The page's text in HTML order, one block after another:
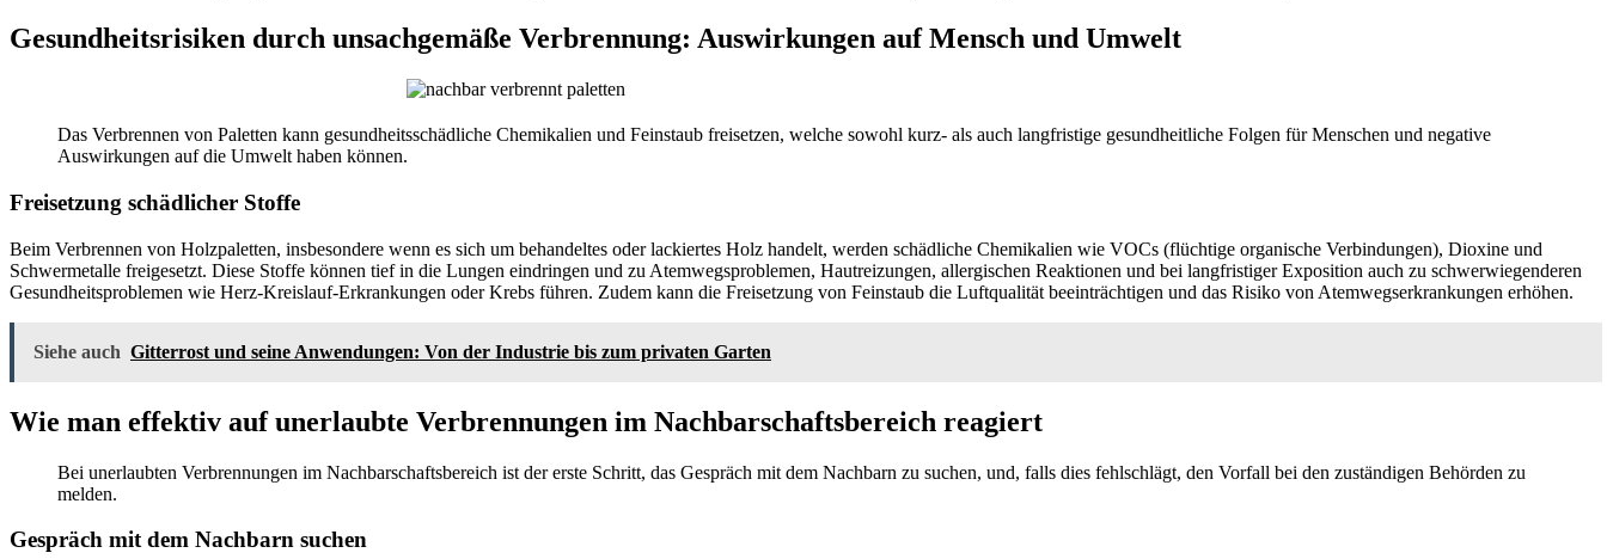
Gesundheitsrisiken durch unsachgemäße Verbrennung: Auswirkungen auf Mensch und Umwelt
Das Verbrennen von Paletten kann gesundheitsschädliche Chemikalien und Feinstaub freisetzen, welche sowohl kurz- als auch langfristige gesundheitliche Folgen für Menschen und negative
Auswirkungen auf die Umwelt haben können.
Freisetzung schädlicher Stoffe
Beim Verbrennen von Holzpaletten, insbesondere wenn es sich um behandeltes oder lackiertes Holz handelt, werden schädliche Chemikalien wie VOCs (flüchtige organische Verbindungen), Dioxine und
Schwermetalle freigesetzt. Diese Stoffe können tief in die Lungen eindringen und zu Atemwegsproblemen, Hautreizungen, allergischen Reaktionen und bei langfristiger Exposition auch zu schwerwiegenderen
Gesundheitsproblemen wie Herz-Kreislauf-Erkrankungen oder Krebs führen. Zudem kann die Freisetzung von Feinstaub die Luftqualität beeinträchtigen und das Risiko von Atemwegserkrankungen erhöhen.
Siehe auch Gitterrost und seine Anwendungen: Von der Industrie bis zum privaten Garten
Wie man effektiv auf unerlaubte Verbrennungen im Nachbarschaftsbereich reagiert
Bei unerlaubten Verbrennungen im Nachbarschaftsbereich ist der erste Schritt, das Gespräch mit dem Nachbarn zu suchen, und, falls dies fehlschlägt, den Vorfall bei den zuständigen Behörden zu
melden.
Gespräch mit dem Nachbarn suchen